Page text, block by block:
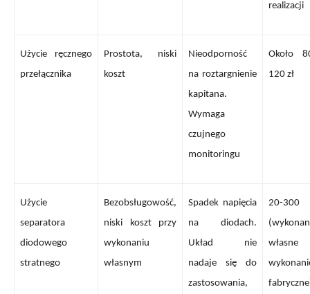
realizacji
Użycie ręcznego
przełącznika
Prostota, niski
koszt
Nieodporność
na roztargnienie
kapitana.
Wymaga
czujnego
monitoringu
Około
120 zł
Użycie
separatora
diodowego
stratnego
Bezobsługowość,
niski koszt przy
wykonaniu
własnym
Spadek napięcia
na diodach.
Układ nie
nadaje się do
zastosowania,
20-300